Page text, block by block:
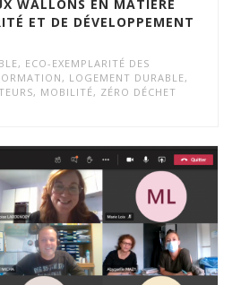
WALLONS EN MATIÈRE
ET DE DÉVELOPPEMENT
, ECO-EXEMPLARITÉ DES
, LOGEMENT DURABLE,
, MOBILITÉ, ZÉRO DÉCHET